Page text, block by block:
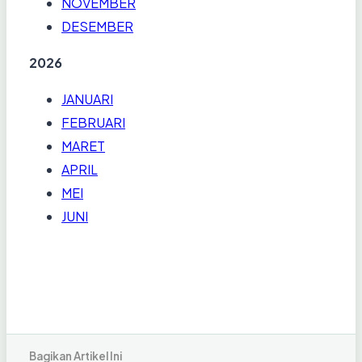
DESEMBER
2026
JANUARI
FEBRUARI
MARET
APRIL
MEI
JUNI
Bagikan Artikel Ini